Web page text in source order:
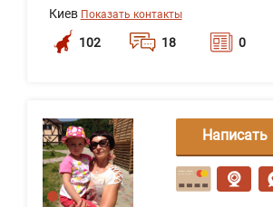
Киев Показать контакты
102 18 0
Написать
сообщение